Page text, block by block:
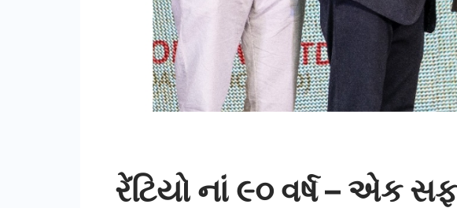
રેંટિયો નાં ૯૦ વર્ષ – એક